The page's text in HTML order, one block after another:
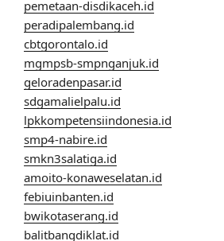
pemetaan-disdikaceh.id
peradipalembang.id
cbtgorontalo.id
mgmpsb-smpnganjuk.id
geloradenpasar.id
sdgamalielpalu.id
lpkkompetensiindonesia.id
smp4-nabire.id
smkn3salatiga.id
amoito-konaweselatan.id
febiuinbanten.id
bwikotaserang.id
balitbangdiklat.id